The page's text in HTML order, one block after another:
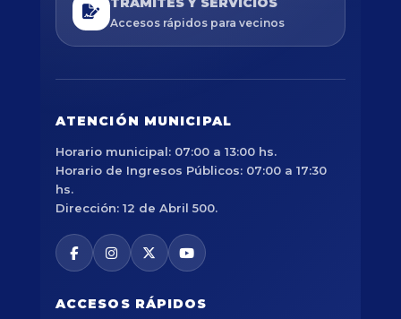
Accesos rápidos para vecinos
ATENCIÓN MUNICIPAL
Horario municipal: 07:00 a 13:00 hs.
Horario de Ingresos Públicos: 07:00 a 17:30
hs.
Dirección: 12 de Abril 500.
ACCESOS RÁPIDOS